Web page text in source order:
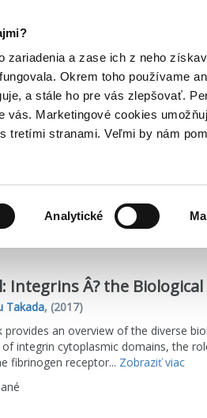
zariadenia a zase ich z neho
Okrem toho používame
a stále ho pre vás zlepšovať.
Marketingové cookies
tretími stranami. Veľmi by nám
Analytické
Integrins Â? the
Takada, (2017)
provides an overview of the diverse
integrin cytoplasmic domains, the
fibrinogen receptor... Zobraziť viac